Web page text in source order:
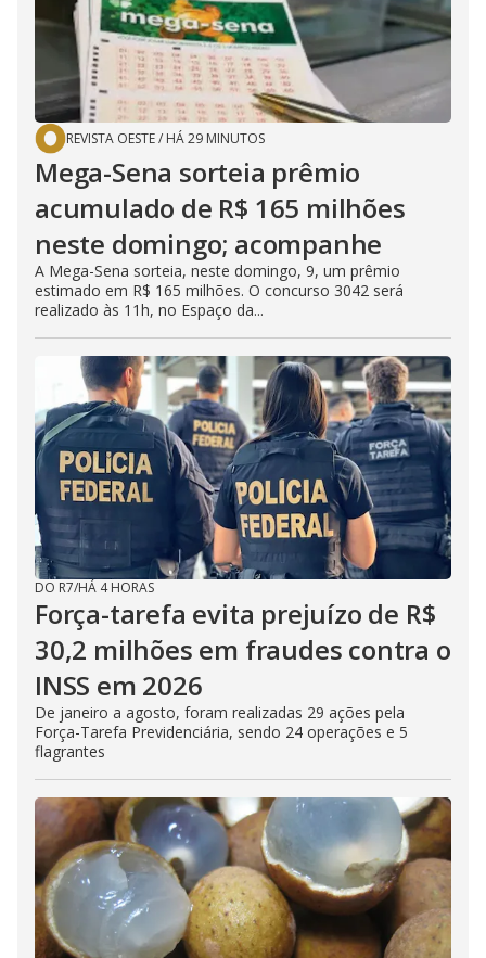
REVISTA OESTE/ HÁ 29 MINUTOS
Mega-Sena sorteia prêmio
acumulado de R$ 165 milhões
neste domingo; acompanhe
A Mega-Sena sorteia, neste domingo, 9, um prêmio
estimado em R$ 165 milhões. O concurso 3042 será
realizado às 11h, no Espaço da...
DO R7/HÁ 4 HORAS
Força-tarefa evita prejuízo de R$
30,2 milhões em fraudes contra o
INSS em 2026
De janeiro a agosto, foram realizadas 29 ações pela
Força-Tarefa Previdenciária, sendo 24 operações e 5
flagrantes